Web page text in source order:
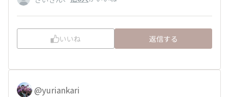
いいね 返信する
@yuriankari